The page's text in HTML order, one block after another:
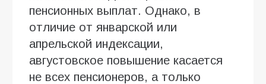
пенсионных выплат. Однако, в
отличие от январской или
апрельской индексации,
августовское повышение касается
не всех пенсионеров, а только